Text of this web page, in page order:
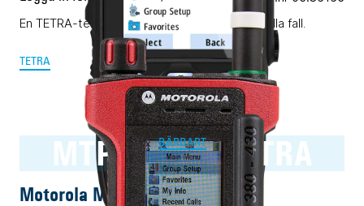
En TETRA-terminal för alla ändamål. Nästan i alla fall.
TETRA
MTP8550Ex TETRA
BÄRBART
Motorola MTP8550Ex TETRA